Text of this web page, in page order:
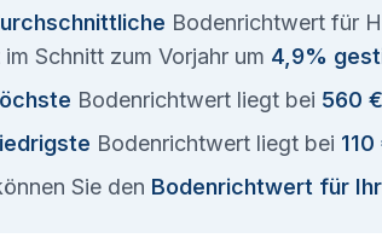
Bodenrichtwert für
im Schnitt zum Vorjahr um 4,9%
Bodenrichtwert liegt bei 560
Bodenrichtwert liegt bei
Sie den Bodenrichtwert für